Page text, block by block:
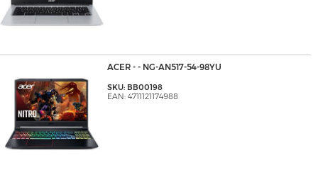
ACER - - NG-AN517-54-98YU
SKU: BB00198
EAN: 4711121174988